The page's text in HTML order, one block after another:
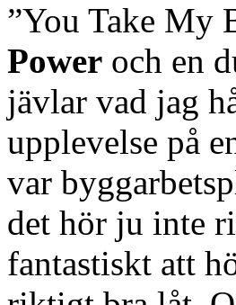
”You Take My
Power och en
jävlar vad jag
upplevelse på
var
det hör ju inte
fantastiskt att